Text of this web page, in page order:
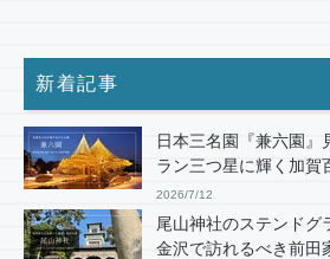
新着記事
日本三名園『兼六園』
ラン三つ星に輝く加賀
2026/7/12
尾山神社のステンドグ
金沢で訪れるべき前田